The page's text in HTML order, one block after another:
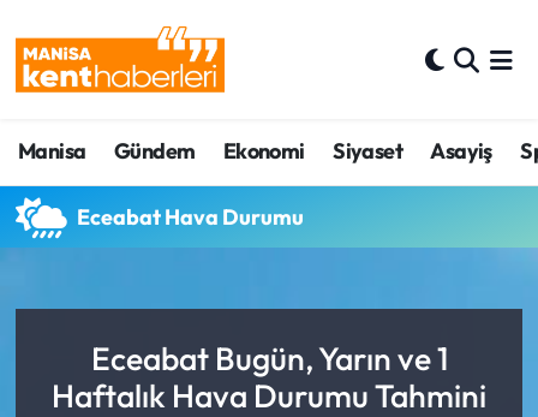
Manisa Gündem Ekonomi Siyaset Asayiş
Eceabat Hava Durumu
Eceabat Bugün, Yarın ve 1
Haftalık Hava Durumu Tahmini
Ahmetli Hava Durumu
Ahmetli Trafik Yoğunluk Haritası
Süper Lig Puan Durumu ve Fikstür
Haber Arşivi